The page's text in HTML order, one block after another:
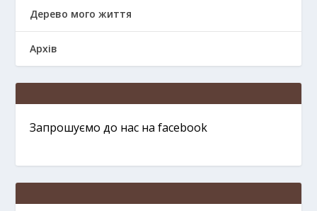
Дерево мого життя
Архів
Запрошуємо до нас на facebook